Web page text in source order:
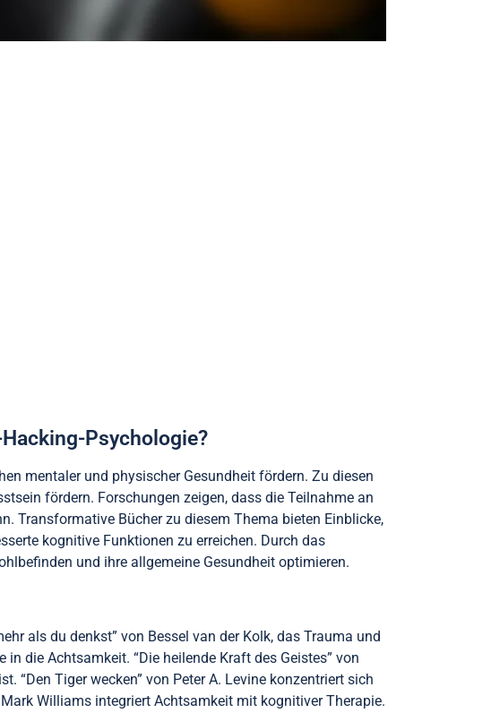
Psychologie?
mentaler und physischer Gesundheit fördern. Zu diesen
fördern. Forschungen zeigen, dass die Teilnahme an
Transformative Bücher zu diesem Thema bieten Einblicke,
kognitive Funktionen zu erreichen. Durch das
und ihre allgemeine Gesundheit optimieren.
als du denkst” von Bessel van der Kolk, das Trauma und
die Achtsamkeit. “Die heilende Kraft des Geistes” von
“Den Tiger wecken” von Peter A. Levine konzentriert sich
Williams integriert Achtsamkeit mit kognitiver Therapie.